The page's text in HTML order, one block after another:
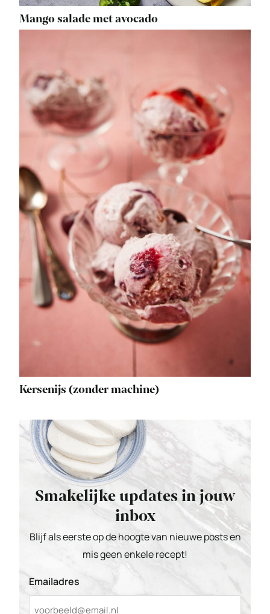
Mango salade met avocado
Kersenijs (zonder machine)
Smakelijke updates in jouw
inbox
Blijf als eerste op de hoogte van nieuwe posts en
mis geen enkele recept!
Emailadres